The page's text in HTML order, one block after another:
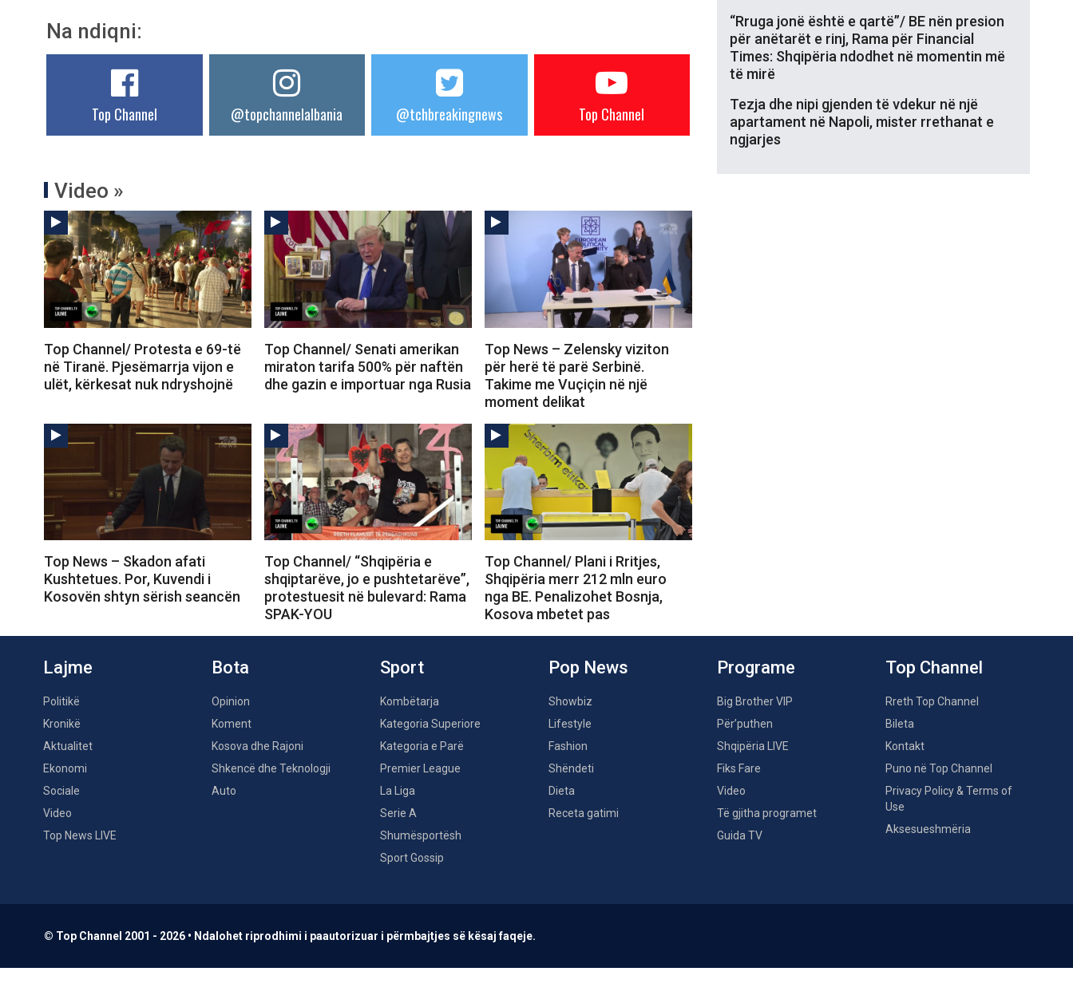
Na ndiqni:
Top Channel @topchannelalbania @tchbreakingnews Top Channel
Video »
Top Channel/ Protesta e 69-të
në Tiranë. Pjesëmarrja vijon e
ulët, kërkesat nuk ndryshojnë
Top Channel/ Senati amerikan
miraton tarifa 500% për naftën
dhe gazin e importuar nga Rusia
Top News – Zelensky viziton
për herë të parë Serbinë.
Takime me Vuçiçin në një
moment delikat
Top News – Skadon afati
Kushtetues. Por, Kuvendi i
Kosovën shtyn sërish seancën
Top Channel/ “Shqipëria e
shqiptarëve, jo e pushtetarëve”,
protestuesit në bulevard: Rama
SPAK-YOU
Top Channel/ Plani i Rritjes,
Shqipëria merr 212 mln euro
nga BE. Penalizohet Bosnja,
Kosova mbetet pas
“Rruga jonë është e qartë”/ BE nën presion
për anëtarët e rinj, Rama për Financial
Times: Shqipëria ndodhet në momentin më
të mirë
Tezja dhe nipi gjenden të vdekur në një
apartament në Napoli, mister rrethanat e
ngjarjes
Lajme
Politikë
Kronikë
Aktualitet
Ekonomi
Sociale
Video
Top News LIVE
Bota
Opinion
Koment
Kosova dhe Rajoni
Shkencë dhe Teknologji
Auto
Sport
Kombëtarja
Kategoria Superiore
Kategoria e Parë
Premier League
La Liga
Serie A
Shumësportësh
Sport Gossip
Pop News
Showbiz
Lifestyle
Fashion
Shëndeti
Dieta
Receta gatimi
Programe
Big Brother VIP
Për’puthen
Shqipëria LIVE
Fiks Fare
Video
Të gjitha programet
Guida TV
Top Channel
Rreth Top Channel
Bileta
Kontakt
Puno në Top Channel
Privacy Policy & Terms of
Use
Aksesueshmëria
© Top Channel 2001 - 2026 • Ndalohet riprodhimi i paautorizuar i përmbajtjes së kësaj faqeje.